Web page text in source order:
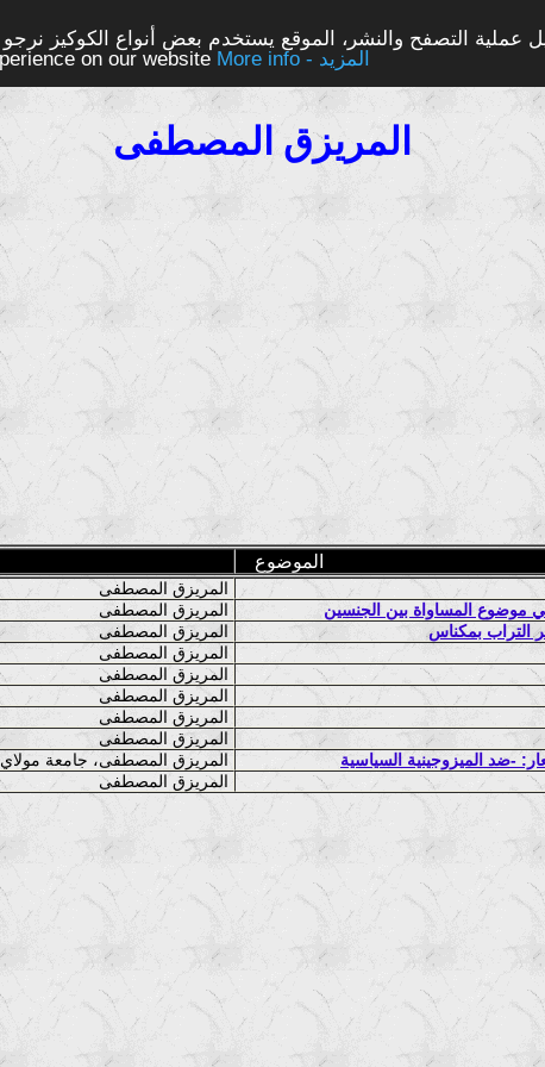
عملية التصفح والنشر، الموقع يستخدم بعض أنواع الكوكيز
on our website
More info - المزيد
المريزق المصطفى
الموضوع
موضوع المساواة بين الجنسين
التراب بمكناس